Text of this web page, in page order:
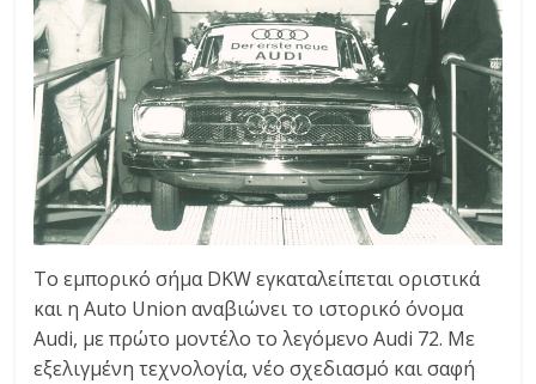
Το εμπορικό σήμα DKW εγκαταλείπεται οριστικά
και η Auto Union αναβιώνει το ιστορικό όνομα
Audi, με πρώτο μοντέλο το λεγόμενο Audi 72. Με
εξελιγμένη τεχνολογία, νέο σχεδιασμό και σαφή